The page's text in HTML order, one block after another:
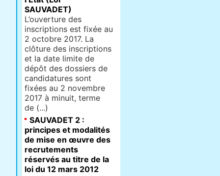
SAUVADET)
L’ouverture des
inscriptions est fixée au
2 octobre 2017. La
clôture des inscriptions
et la date limite de
dépôt des dossiers de
candidatures sont
fixées au 2 novembre
2017 à minuit, terme
de (...)
SAUVADET 2 :
principes et modalités
de mise en œuvre des
recrutements
réservés au titre de la
loi du 12 mars 2012